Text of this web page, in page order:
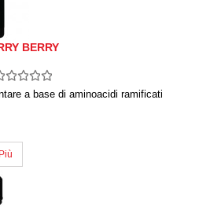
BERRY
a base di aminoacidi ramificati
Più